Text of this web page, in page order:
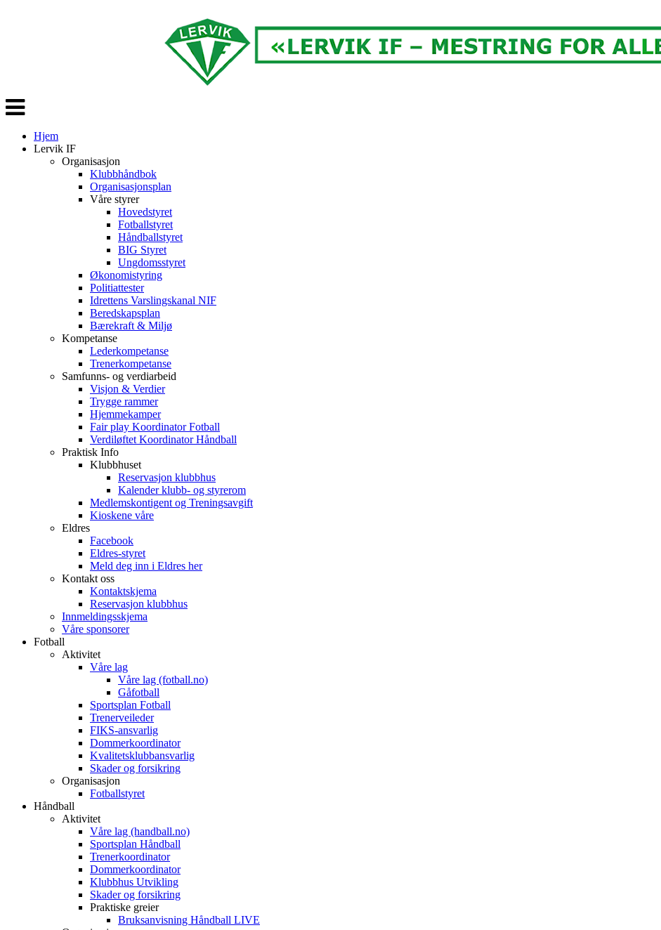
Veksle
navigasjon
Hjem
Lervik IF
Organisasjon
Klubbhåndbok
Organisasjonsplan
Våre styrer
Hovedstyret
Fotballstyret
Håndballstyret
BIG Styret
Ungdomsstyret
Økonomistyring
Politiattester
Idrettens Varslingskanal NIF
Beredskapsplan
Bærekraft & Miljø
Kompetanse
Lederkompetanse
Trenerkompetanse
Samfunns- og verdiarbeid
Visjon & Verdier
Trygge rammer
Hjemmekamper
Fair play Koordinator Fotball
Verdiløftet Koordinator Håndball
Praktisk Info
Klubbhuset
Reservasjon klubbhus
Kalender klubb- og styrerom
Medlemskontigent og Treningsavgift
Kioskene våre
Eldres
Facebook
Eldres-styret
Meld deg inn i Eldres her
Kontakt oss
Kontaktskjema
Reservasjon klubbhus
Innmeldingsskjema
Våre sponsorer
Fotball
Aktivitet
Våre lag
Våre lag (fotball.no)
Gåfotball
Sportsplan Fotball
Trenerveileder
FIKS-ansvarlig
Dommerkoordinator
Kvalitetsklubbansvarlig
Skader og forsikring
Organisasjon
Fotballstyret
Håndball
Aktivitet
Våre lag (handball.no)
Sportsplan Håndball
Trenerkoordinator
Dommerkoordinator
Klubbhus Utvikling
Skader og forsikring
Praktiske greier
Bruksanvisning Håndball LIVE